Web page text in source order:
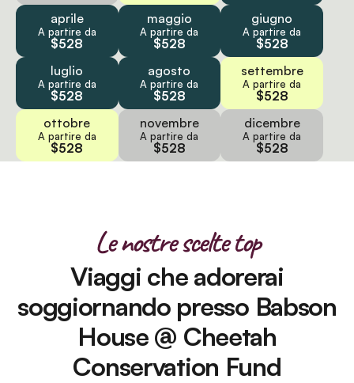
aprile
A partire da
$528
maggio
A partire da
$528
giugno
A partire da
$528
luglio
A partire da
$528
agosto
A partire da
$528
settembre
A partire da
$528
ottobre
A partire da
$528
novembre
A partire da
$528
dicembre
A partire da
$528
Le nostre scelte top
Viaggi che adorerai
soggiornando presso Babson
House @ Cheetah
Conservation Fund